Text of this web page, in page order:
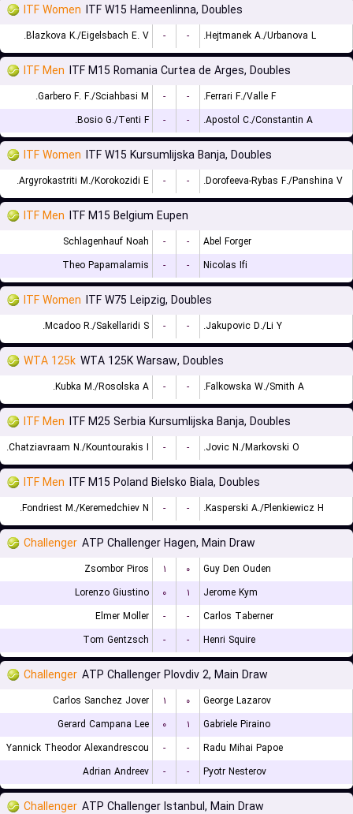
ITF Women ITF W15 Hameenlinna, Doubles
Blazkova K./Eigelsbach E. V. - - Hejtmanek A./Urbanova L.
ITF Men ITF M15 Romania Curtea de Arges, Doubles
Garbero F. F./Sciahbasi M. - -
Ferrari F./Valle F.
Bosio G./Tenti F.
- - Apostol C./Constantin A.
ITF Women ITF W15 Kursumlijska Banja, Doubles
Argyrokastriti M./Korokozidi E. - - Dorofeeva-Rybas F./Panshina V.
ITF Men ITF M15 Belgium Eupen
Schlagenhauf Noah - -
Abel Forger
Theo Papamalamis
- - Nicolas Ifi
ITF Women ITF W75 Leipzig, Doubles
Mcadoo R./Sakellaridi S. - - Jakupovic D./Li Y.
WTA 125k WTA 125K Warsaw, Doubles
Kubka M./Rosolska A. - - Falkowska W./Smith A.
ITF Men ITF M25 Serbia Kursumlijska Banja, Doubles
Chatziavraam N./Kountourakis I. - - Jovic N./Markovski O.
ITF Men ITF M15 Poland Bielsko Biala, Doubles
Fondriest M./Keremedchiev N. - - Kasperski A./Plenkiewicz H.
Challenger ATP Challenger Hagen, Main Draw
Zsombor Piros ۱ ۰
Guy Den Ouden
Lorenzo Giustino
۰ ۱
Jerome Kym
Elmer Moller
- -
Carlos Taberner
Tom Gentzsch
- - Henri Squire
Challenger ATP Challenger Plovdiv 2, Main Draw
Carlos Sanchez Jover ۱ ۰
George Lazarov
Gerard Campana Lee
۰ ۱
Gabriele Piraino
Yannick Theodor Alexandrescou
- -
Radu Mihai Papoe
Adrian Andreev
- - Pyotr Nesterov
Challenger ATP Challenger Istanbul, Main Draw